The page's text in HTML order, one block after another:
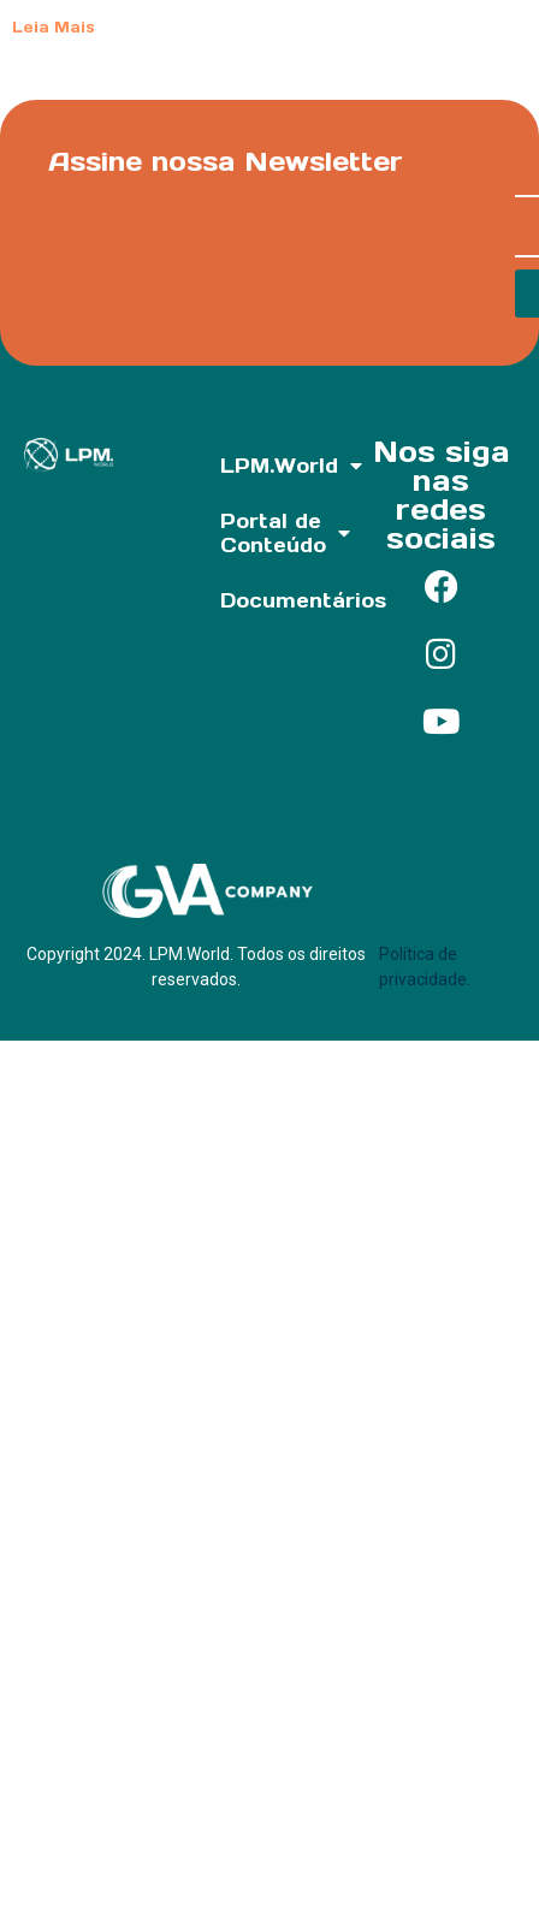
Leia Mais
Assine nossa Newsletter
LPM.World
Portal de
Conteúdo
Documentários
Nos siga
nas
redes
sociais
Copyright 2024. LPM.World. Todos os direitos
reservados.
Política de
privacidade.